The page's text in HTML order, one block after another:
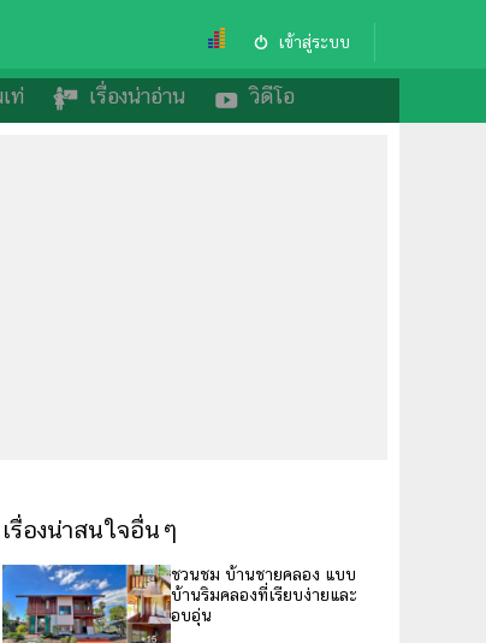
เข้าสู่ระบบ
ท่ เรื่องน่าอ่าน วิดีโอ
เรื่องน่าสนใจอื่นๆ
ชวนชม บ้านชายคลอง แบบ
บ้านริมคลองที่เรียบง่ายและ
อบอุ่น